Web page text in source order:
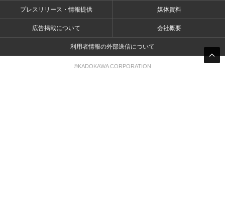
プレスリリース・情報提供 媒体資料
広告掲載について 会社概要
利用者情報の外部送信について
©KADOKAWA CORPORATION